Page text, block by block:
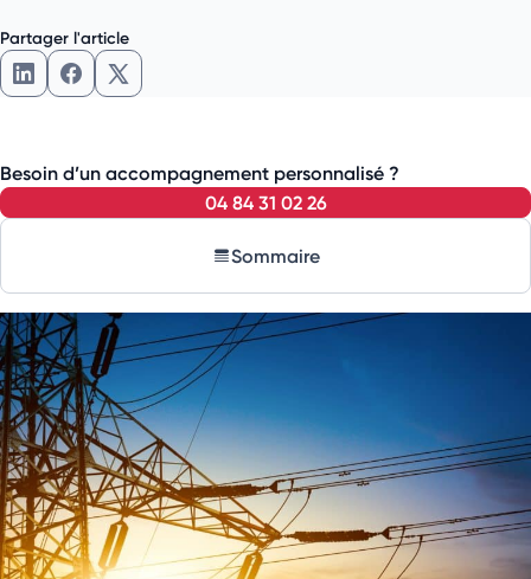
Partager l'article
Besoin d’un accompagnement personnalisé ?
04 84 31 02 26
Sommaire